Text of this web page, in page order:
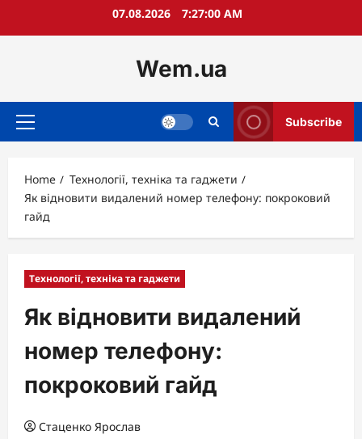
07.08.2026 7:27:01 AM
Wem.ua
Primary
Subscribe
Home
Технології, техніка та гаджети
Як відновити видалений номер телефону: покроковий
гайд
Технології, техніка та гаджети
Як відновити видалений
номер телефону:
покроковий гайд
Стаценко Ярослав